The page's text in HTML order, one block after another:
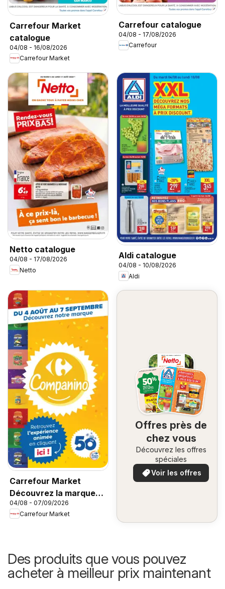
Carrefour Market
catalogue
04/08 - 16/08/2026
Carrefour Market
Carrefour catalogue
04/08 - 17/08/2026
Carrefour
Netto catalogue
04/08 - 17/08/2026
Netto
Aldi catalogue
04/08 - 10/08/2026
Aldi
Carrefour Market
Découvrez la marque
carrefour companino
04/08 - 07/09/2026
Carrefour Market
Offres près de
chez vous
Découvrez les offres
spéciales
Voir les offres
Des produits que vous pouvez
acheter à meilleur prix maintenant